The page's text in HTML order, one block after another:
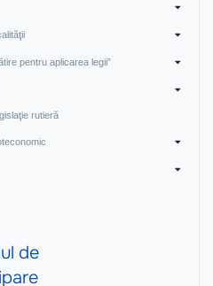
pentru aplicarea legii”
rutieră